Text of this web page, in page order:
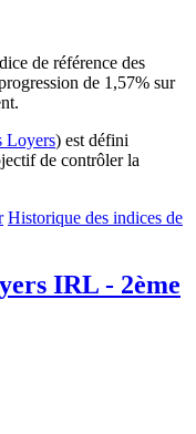
de référence des
de 1,57% sur
Loyers) est défini
de contrôler la
Historique des indices de
IRL - 2ème